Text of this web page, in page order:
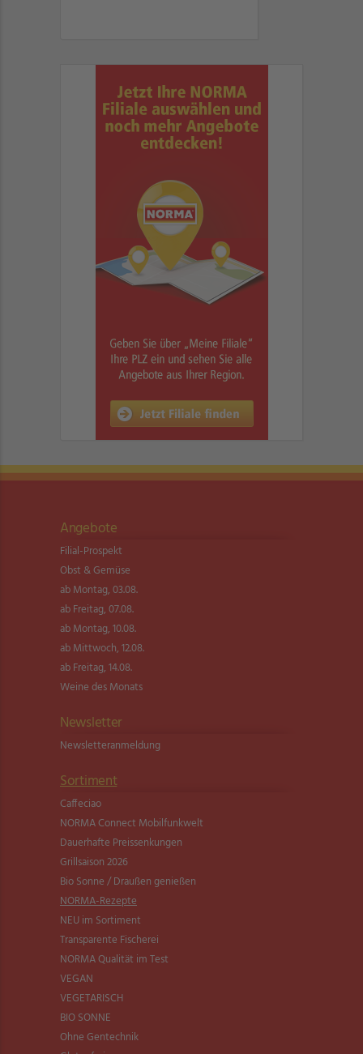
Angebote
Filial-Prospekt
Obst & Gemüse
ab Montag, 03.08.
ab Freitag, 07.08.
ab Montag, 10.08.
ab Mittwoch, 12.08.
ab Freitag, 14.08.
Weine des Monats
Newsletter
Newsletter­anmeldung
Sortiment
Caffeciao
NORMA Connect Mobilfunkwelt
Dauerhafte Preissenkungen
Grillsaison 2026
Bio Sonne / Draußen genießen
NORMA-Rezepte
NEU im Sortiment
Transparente Fischerei
NORMA Qualität im Test
VEGAN
VEGETARISCH
BIO SONNE
Ohne Gentechnik